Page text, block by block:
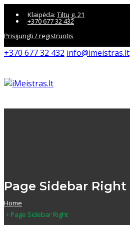
Klaipėda: Tiltų g. 21
+370 677 32 432
Prisijungti / registruotis
+370 677 32 432 info@imeistras.lt
Page Sidebar Right
Home
Page Sidebar Right